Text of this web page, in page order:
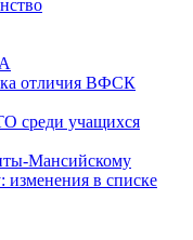
отличия ВФСК
среди учащихся
Мансийскому
изменения в списке